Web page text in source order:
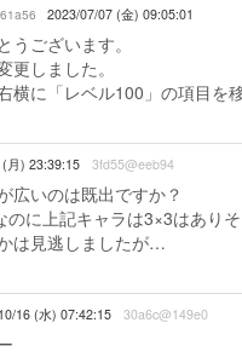
2023/07/07 (金) 09:05:01
うございます。
更しました。
横に「レベル100」の項目を
月) 23:39:15 3fd55@eeb94
広いのは既出ですか？
に上記キャラは3×3はありそ
は見逃しましたが…
16 (水) 07:42:15 30a6c@149e0